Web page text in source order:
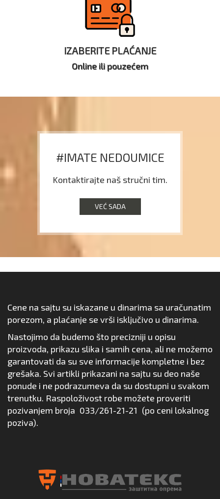
IZABERITE PLAĆANJE
Online ili pouzećem
#IMATE NEDOUMICE
Kontaktirajte naš stručni tim.
VEĆ SADA
Cene na sajtu su iskazane u dinarima sa uračunatim
porezom, a plaćanje se vrši isključivo u dinarima.
Nastojimo da budemo što precizniji u opisu
proizvoda, prikazu slika i samih cena, ali ne možemo
garantovati da su sve informacije kompletne i bez
grešaka. Svi artikli prikazani na sajtu su deo naše
ponude i ne podrazumeva da su dostupni u svakom
trenutku. Raspoloživost robe možete proveriti
pozivanjem broja 033/261-21-21 (po ceni lokalnog
poziva).